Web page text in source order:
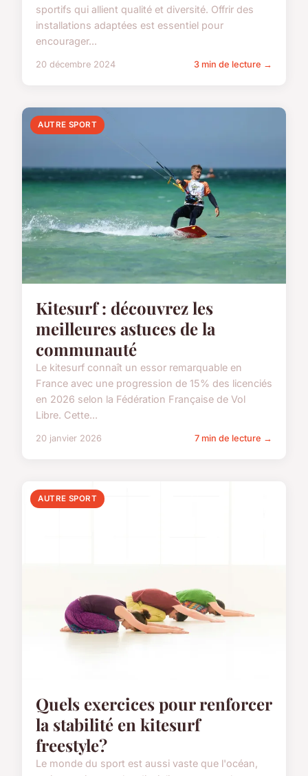
sportifs qui allient qualité et diversité. Offrir des
installations adaptées est essentiel pour
encourager...
20 décembre 2024 3 min de lecture →
AUTRE SPORT
Kitesurf : découvrez les
meilleures astuces de la
communauté
Le kitesurf connaît un essor remarquable en
France avec une progression de 15% des licenciés
en 2026 selon la Fédération Française de Vol
Libre. Cette...
20 janvier 2026 7 min de lecture →
AUTRE SPORT
Quels exercices pour renforcer
la stabilité en kitesurf
freestyle?
Le monde du sport est aussi vaste que l'océan,